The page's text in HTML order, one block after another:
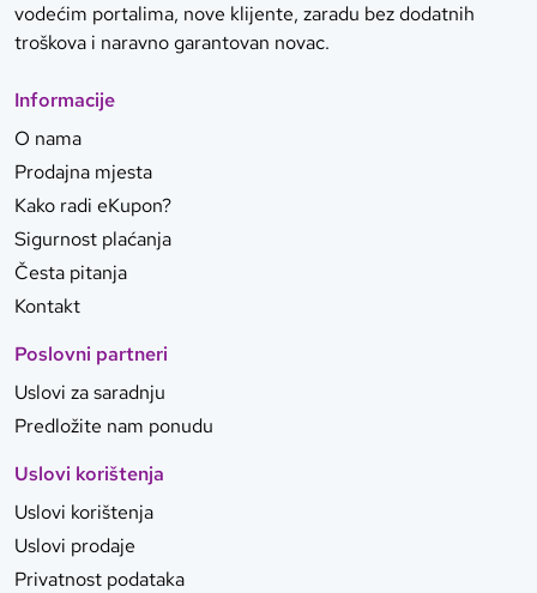
vodećim portalima, nove klijente, zaradu bez dodatnih
troškova i naravno garantovan novac.
Informacije
O nama
Prodajna mjesta
Kako radi eKupon?
Sigurnost plaćanja
Česta pitanja
Kontakt
Poslovni partneri
Uslovi za saradnju
Predložite nam ponudu
Uslovi korištenja
Uslovi korištenja
Uslovi prodaje
Privatnost podataka